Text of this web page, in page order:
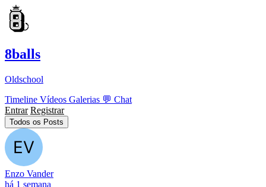
8balls
Oldschool
Timeline Vídeos Galerias 💬 Chat
Entrar Registrar
Todos os Posts
Enzo Vander
há 1 semana